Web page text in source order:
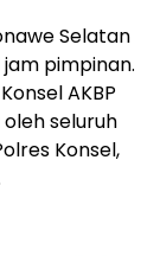
Selatan
pimpinan.
AKBP
oleh seluruh
Konsel,